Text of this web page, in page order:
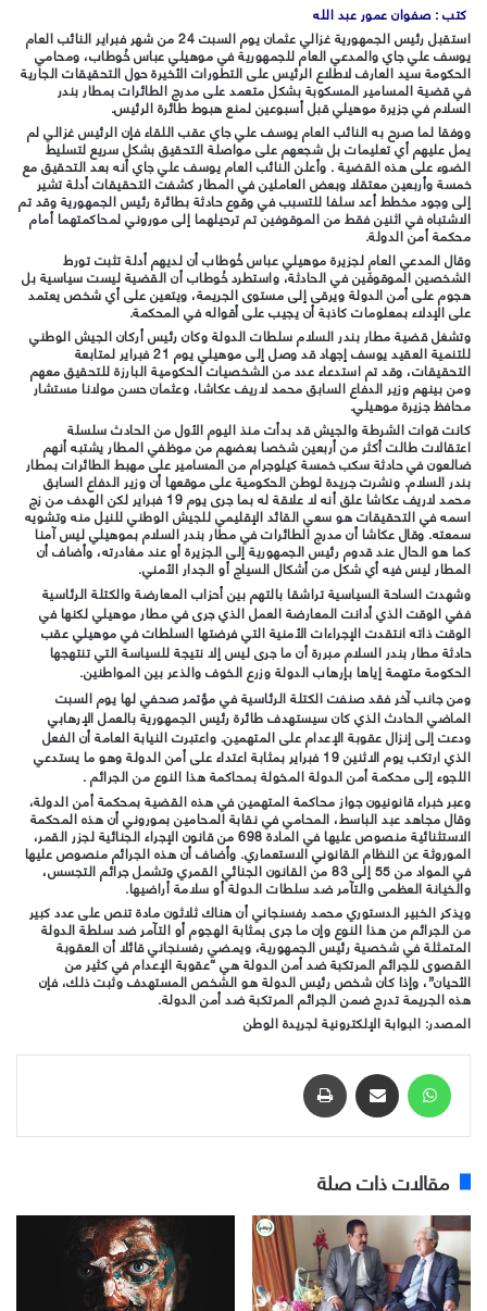
كتب :صفوان عمور عبد الله
استقبل رئيس الجمهورية غزالي عثمان يوم السبت 24 من شهر فبراير النائب العام
يوسف علي جاي والمدعي العام للجمهورية في موهيلي عباس خُوطاب، ومحامي
الحكومة سيد العارف لاطلاع الرئيس على التطورات الأخيرة حول التحقيقات الجارية
في قضية المسامير المسكوبة بشكل متعمد على مدرج الطائرات بمطار بندر
السلام في جزيرة موهيلي قبل أسبوعين لمنع هبوط طائرة الرئيس.
ووفقا لما صرح به النائب العام يوسف علي جاي عقب اللقاء فإن الرئيس غزالي لم
يمل عليهم أي تعليمات بل شجعهم على مواصلة التحقيق بشكل سريع لتسليط
الضوء على هذه القضية . وأعلن النائب العام يوسف علي جاي أنه بعد التحقيق مع
خمسة وأربعين معتقلا وبعض العاملين في المطار كشفت التحقيقات أدلة تشير
إلى وجود مخطط أعد سلفا للتسبب في وقوع حادثة بطائرة رئيس الجمهورية وقد تم
الاشتباه في اثنين فقط من الموقوفين تم ترحيلهما إلى موروني لمحاكمتهما أمام
محكمة أمن الدولة.
وقال المدعي العام لجزيرة موهيلي عباس خُوطاب أن لديهم أدلة تثبت تورط
الشخصين الموقوفَين في الحادثة، واستطرد خُوطاب أن القضية ليست سياسية بل
هجوم على أمن الدولة ويرقى إلى مستوى الجريمة، ويتعين على أي شخص يعتمد
على الإدلاء بمعلومات كاذبة أن يجيب على أقواله في المحكمة.
وتشغل قضية مطار بندر السلام سلطات الدولة وكان رئيس أركان الجيش الوطني
للتنمية العقيد يوسف إجهاد قد وصل إلى موهيلي يوم 21 فبراير لمتابعة
التحقيقات، وقد تم استدعاء عدد من الشخصيات الحكومية البارزة للتحقيق معهم
ومن بينهم وزير الدفاع السابق محمد لاريف عكاشا، وعثمان حسن مولانا مستشار
محافظ جزيرة موهيلي.
كانت قوات الشرطة والجيش قد بدأت منذ اليوم الأول من الحادث سلسلة
اعتقالات طالت أكثر من أربعين شخصا بعضهم من موظفي المطار يشتبه أنهم
ضالعون في حادثة سكب خمسة كيلوجرام من المسامير على مهبط الطائرات بمطار
بندر السلام. ونشرت جريدة لوطن الحكومية على موقعها أن وزير الدفاع السابق
محمد لاريف عكاشا علق أنه لا علاقة له بما جرى يوم 19 فبراير لكن الهدف من زج
اسمه في التحقيقات هو سعي القائد الإقليمي للجيش الوطني للنيل منه وتشويه
سمعته.وقال عكاشا أن مدرج الطائرات في مطار بندر السلام بموهيلي ليس آمنا
كما هو الحال عند قدوم رئيس الجمهورية إلى الجزيرة أو عند مغادرته، وأضاف أن
المطار ليس فيه أي شكل من أشكال السياج أو الجدار الأمني.
وشهدت الساحة السياسية تراشقا بالتهم بين أحزاب المعارضة والكتلة الرئاسية
ففي الوقت الذي أدانت المعارضة العمل الذي جرى في مطار موهيلي لكنها في
الوقت ذاته انتقدت الإجراءات الأمنية التي فرضتها السلطات في موهيلي عقب
حادثة مطار بندر السلام مبررة أن ما جرى ليس إلا نتيجة للسياسة التي تنتهجها
الحكومة متهمة إياها بإرهاب الدولة وزرع الخوف والذعر بين المواطنين.
ومن جانب آخر فقد صنفت الكتلة الرئاسية في مؤتمر صحفي لها يوم السبت
الماضي الحادث الذي كان سيستهدف طائرة رئيس الجمهورية بالعمل الإرهابي
ودعت إلى إنزال عقوبة الإعدام على المتهمين. واعتبرت النيابة العامة أن الفعل
الذي ارتكب يوم الاثنين 19 فبراير بمثابة اعتداء على أمن الدولة وهو ما يستدعي
اللجوء إلى محكمة أمن الدولة المخولة بمحاكمة هذا النوع من الجرائم .
وعبر خبراء قانونيون جواز محاكمة المتهمين في هذه القضية بمحكمة أمن الدولة،
وقال مجاهد عبد الباسط، المحامي في نقابة المحامين بموروني أن هذه المحكمة
الاستثنائية منصوص عليها في المادة 698 من قانون الإجراء الجنائية لجزر القمر،
الموروثة عن النظام القانوني الاستعماري. وأضاف أن هذه الجرائم منصوص عليها
في المواد من 55 إلى 83 من القانون الجنائي القمري وتشمل جرائم التجسس،
والخيانة العظمى والتآمر ضد سلطات الدولة أو سلامة أراضيها.
ويذكر الخبير الدستوري محمد رفسنجاني أن هناك ثلاثون مادة تنص على عدد كبير
من الجرائم من هذا النوع وإن ما جرى بمثابة الهجوم أو التآمر ضد سلطة الدولة
المتمثلة في شخصيةرئيس الجمهورية، ويمضي رفسنجاني قائلا أن العقوبة
القصوى للجرائم المرتكبة ضد أمن الدولة هي “عقوبة الإعدام في كثير من
الأحيان”، وإذا كان شخص رئيس الدولة هو الشخص المستهدف وثبت ذلك، فإن
هذه الجريمة تدرج ضمن الجرائم المرتكبة ضد أمن الدولة.
المصدر: البوابة الإلكترونية لجريدة الوطن
مقالات ذات صلة